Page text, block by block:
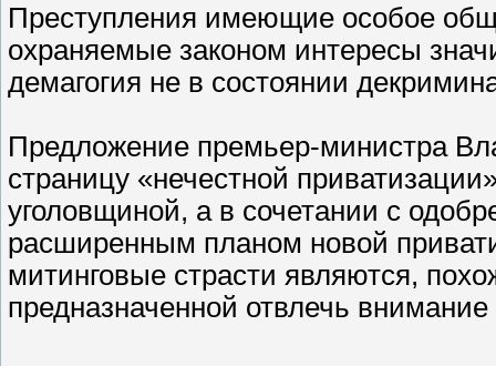
Преступления имеющие особое
охраняемые законом интересы
демагогия не в состоянии
Предложение премьер-министра
страницу «нечестной
уголовщиной, а в сочетании с
расширенным планом новой
митинговые страсти являются,
предназначенной отвлечь